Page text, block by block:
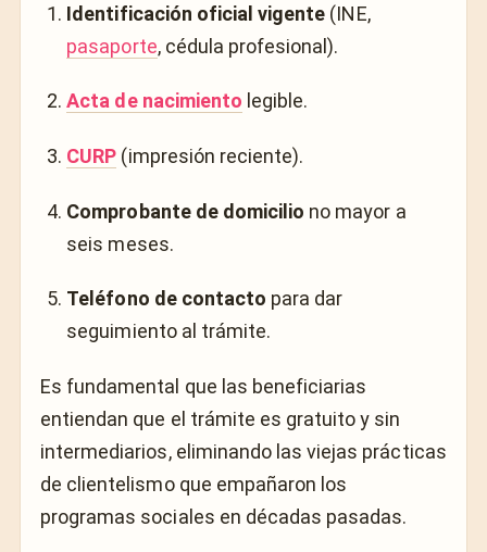
Identificación oficial vigente (INE,
pasaporte, cédula profesional).
Acta de nacimiento legible.
CURP (impresión reciente).
Comprobante de domicilio no mayor a
seis meses.
Teléfono de contacto para dar
seguimiento al trámite.
Es fundamental que las beneficiarias
entiendan que el trámite es gratuito y sin
intermediarios, eliminando las viejas prácticas
de clientelismo que empañaron los
programas sociales en décadas pasadas.